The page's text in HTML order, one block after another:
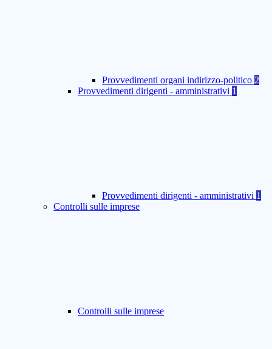
Provvedimenti organi indirizzo-politico 2
Provvedimenti dirigenti - amministrativi 1
Provvedimenti dirigenti - amministrativi 1
Controlli sulle imprese
Controlli sulle imprese